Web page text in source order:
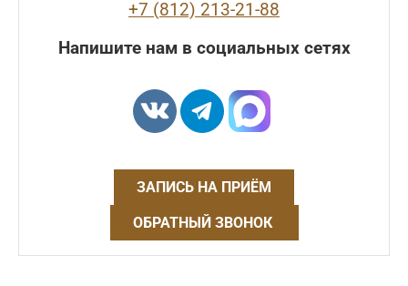
+7 (812) 213-21-88
Напишите нам в социальных сетях
ЗАПИСЬ НА ПРИЁМ
ОБРАТНЫЙ ЗВОНОК